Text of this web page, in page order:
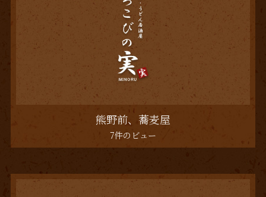
熊野前、蕎麦屋
7件のビュー